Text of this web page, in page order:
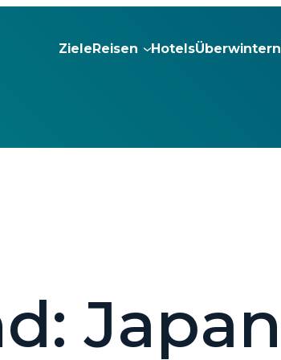
ZieleReisen HotelsÜberwintern
Japan